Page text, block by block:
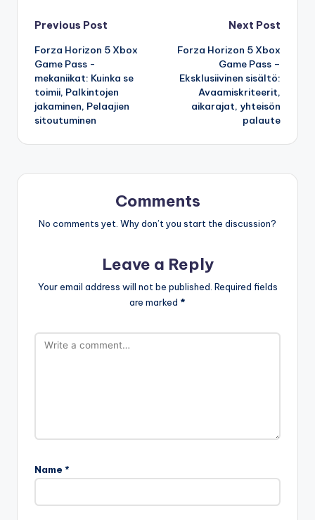
Post
navigation
Previous Post
Forza Horizon 5 Xbox
Game Pass -
mekaniikat: Kuinka se
toimii, Palkintojen
jakaminen, Pelaajien
sitoutuminen
Next Post
Forza Horizon 5 Xbox
Game Pass –
Eksklusiivinen sisältö:
Avaamiskriteerit,
aikarajat, yhteisön
palaute
Comments
No comments yet. Why don’t you start the discussion?
Leave a Reply
Your email address will not be published. Required fields
are marked *
Name *